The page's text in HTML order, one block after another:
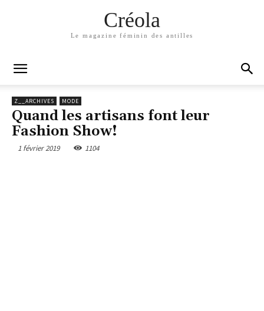
Créola
Le magazine féminin des antilles
Z__ARCHIVES MODE
Quand les artisans font leur
Fashion Show!
1 février 2019 1104